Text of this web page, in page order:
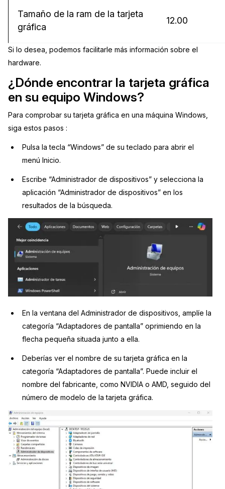
Tamaño de la ram de la tarjeta
gráfica
12.00
Si lo desea, podemos facilitarle más información sobre el
hardware.
¿Dónde encontrar la tarjeta gráfica
en su equipo Windows?
Para comprobar su tarjeta gráfica en una máquina Windows,
siga estos pasos :
Pulsa la tecla “Windows” de su teclado para abrir el
menú Inicio.
Escribe “Administrador de dispositivos” y selecciona la
aplicación “Administrador de dispositivos” en los
resultados de la búsqueda.
En la ventana del Administrador de dispositivos, amplíe la
categoría “Adaptadores de pantalla” oprimiendo en la
flecha pequeña situada junto a ella.
Deberías ver el nombre de su tarjeta gráfica en la
categoría “Adaptadores de pantalla”. Puede incluir el
nombre del fabricante, como NVIDIA o AMD, seguido del
número de modelo de la tarjeta gráfica.